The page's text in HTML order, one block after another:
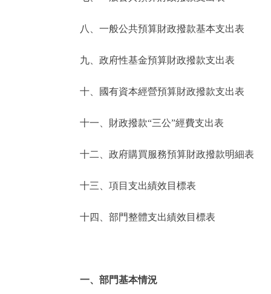
八、一般公共預算財政撥款基本支出表
九、政府性基金預算財政撥款支出表
十、國有資本經營預算財政撥款支出表
十一、財政撥款“三公”經費支出表
十二、政府購買服務預算財政撥款明細表
十三、項目支出績效目標表
十四、部門整體支出績效目標表
一、部門基本情況